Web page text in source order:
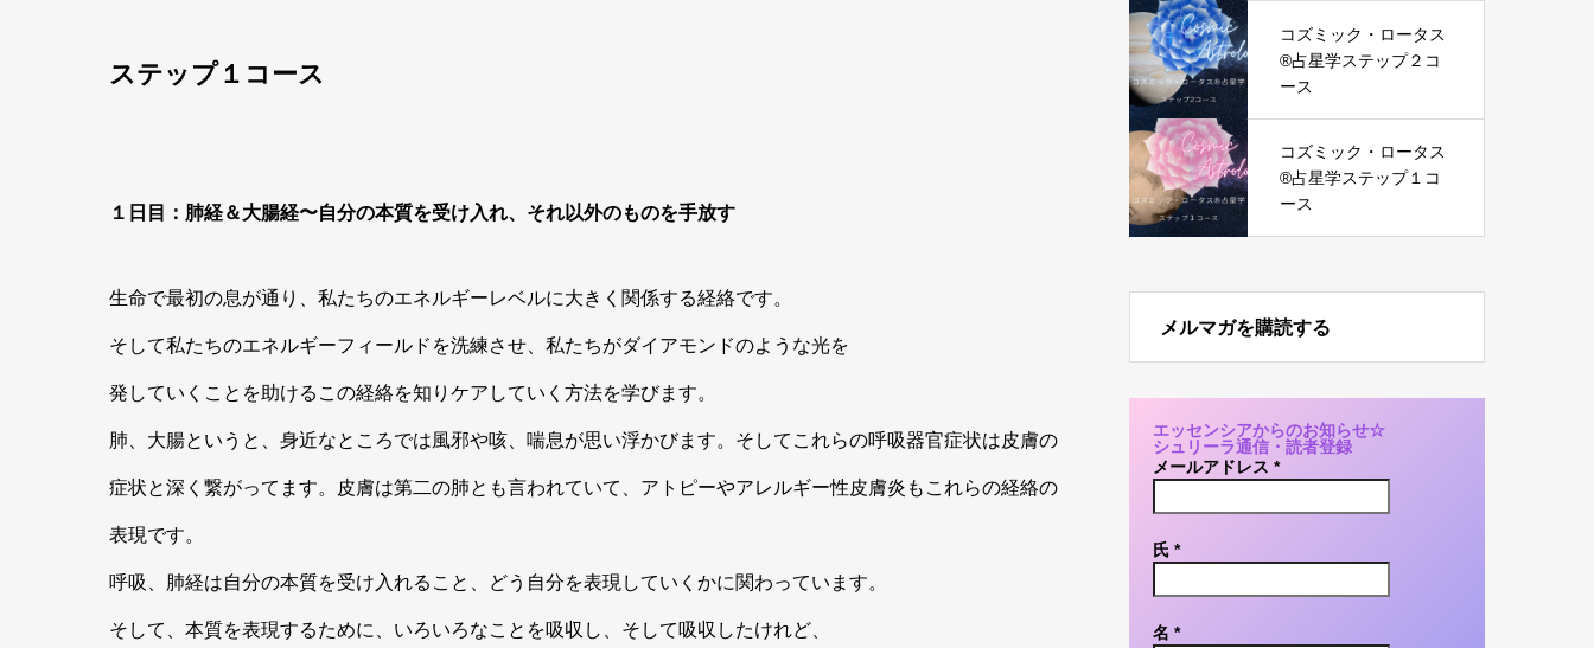
ステップ１コース
１日目：肺経＆大腸経〜自分の本質を受け入れ、それ以外のものを手放す
生命で最初の息が通り、私たちのエネルギーレベルに大きく関係する経絡です。
そして私たちのエネルギーフィールドを洗練させ、私たちがダイアモンドのような光を
発していくことを助けるこの経絡を知りケアしていく方法を学びます。
肺、大腸というと、身近なところでは風邪や咳、喘息が思い浮かびます。そしてこれらの呼吸器官症状は皮膚の
症状と深く繋がってます。皮膚は第二の肺とも言われていて、アトピーやアレルギー性皮膚炎もこれらの経絡の
表現です。
呼吸、肺経は自分の本質を受け入れること、どう自分を表現していくかに関わっています。
そして、本質を表現するために、いろいろなことを吸収し、そして吸収したけれど、
コズミック・ロータス
®︎占星学ステップ２コ
ース
コズミック・ロータス
®︎占星学ステップ１コ
ース
メルマガを購読する
エッセンシアからのお知らせ☆
シュリーラ通信・読者登録
メールアドレス *
氏 *
名 *